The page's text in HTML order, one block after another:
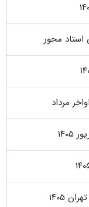
استاد محور
۱۴۰۵